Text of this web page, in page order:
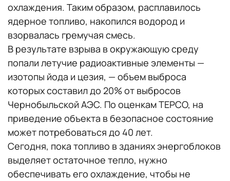
охлаждения. Таким образом, расплавилось
ядерное топливо, накопился водород и
взорвалась гремучая смесь.
В результате взрыва в окружающую среду
попали летучие радиоактивные элементы —
изотопы йода и цезия, — объем выброса
которых составил до 20% от выбросов
Чернобыльской АЭС. По оценкам TEPCO, на
приведение объекта в безопасное состояние
может потребоваться до 40 лет.
Сегодня, пока топливо в зданиях энергоблоков
выделяет остаточное тепло, нужно
обеспечивать его охлаждение, чтобы не